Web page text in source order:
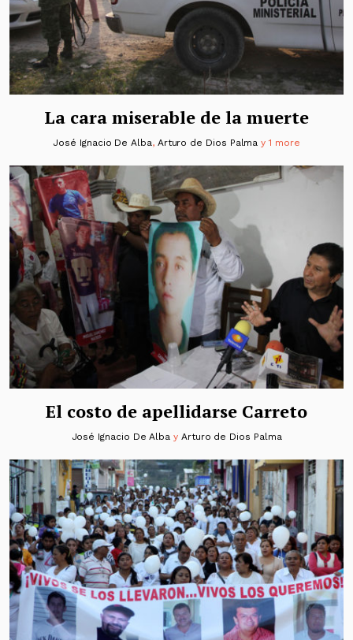
La cara miserable de la muerte
José Ignacio De Alba, Arturo de Dios Palma y 1 more
El costo de apellidarse Carreto
José Ignacio De Alba y Arturo de Dios Palma